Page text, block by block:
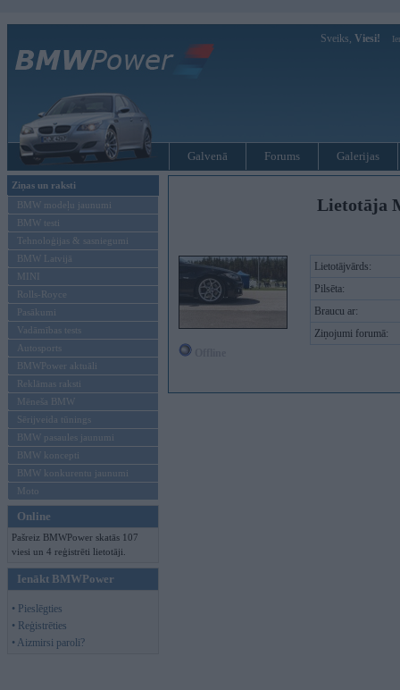
Sveiks, Viesi!
Galvenā Forums Galerijas
Ziņas un raksti
BMW modeļu jaunumi
BMW testi
Tehnoloģijas & sasniegumi
BMW Latvijā
MINI
Rolls-Royce
Pasākumi
Vadāmības tests
Autosports
BMWPower aktuāli
Reklāmas raksti
Mēneša BMW
Sērijveida tūnings
BMW pasaules jaunumi
BMW koncepti
BMW konkurentu jaunumi
Moto
Online
Pašreiz BMWPower skatās 107
viesi un 4 reģistrēti lietotāji.
Ienākt BMWPower
• Pieslēgties
• Reģistrēties
• Aizmirsi paroli?
Lietotāja
Lietotājvārds:
Pilsēta:
Braucu ar:
Ziņojumi forumā: